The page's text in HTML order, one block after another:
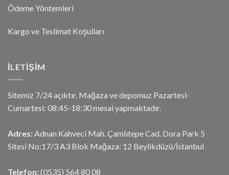
Ödeme Yöntemleri
Kargo ve Teslimat Koşulları
İLETIŞIM
Sitemiz 7/24 açıktır. Mağaza ve depomuz Pazartesi-
Cumartesi: 08:45-18:30 mesai yapmaktadır.
Adres: Adnan Kahveci Mah. Çamlıtepe Cad. Dora Park 5
Sitesi No:17/3 A3 Blok Mağaza: 12 Beylikdüzü/İstanbul
Telefon: (0535) 564 80 08